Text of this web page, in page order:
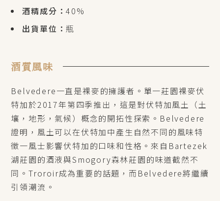
酒精成分：40%
出貨單位：瓶
酒質風味
Belvedere一直是裸麥的擁護者。單一莊園裸麥伏
特加於2017年第四季推出，這是對伏特加風土（土
壤，地形，氣候）概念的開拓性探索。Belvedere
證明，風土可以在伏特加中產生自然不同的風味特
徵一風士影響伏特加的口味和性格。來自Bartezek
湖莊園的酒液與Smogory森林莊園的味道截然不
同。Troroir成為重要的話題，而Belvedere將繼續
引領潮流。